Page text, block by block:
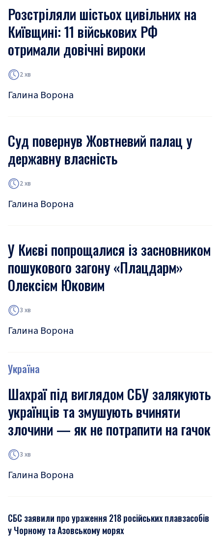
Розстріляли шістьох цивільних на
Київщині: 11 військових РФ
отримали довічні вироки
2 хв
Галина Ворона
Суд повернув Жовтневий палац у
державну власність
2 хв
Галина Ворона
У Києві попрощалися із засновником
пошукового загону «Плацдарм»
Олексієм Юковим
3 хв
Галина Ворона
Україна
Шахраї під виглядом СБУ залякують
українців та змушують вчиняти
злочини — як не потрапити на гачок
3 хв
Галина Ворона
СБС заявили про ураження 218 російських плавзасобів
у Чорному та Азовському морях